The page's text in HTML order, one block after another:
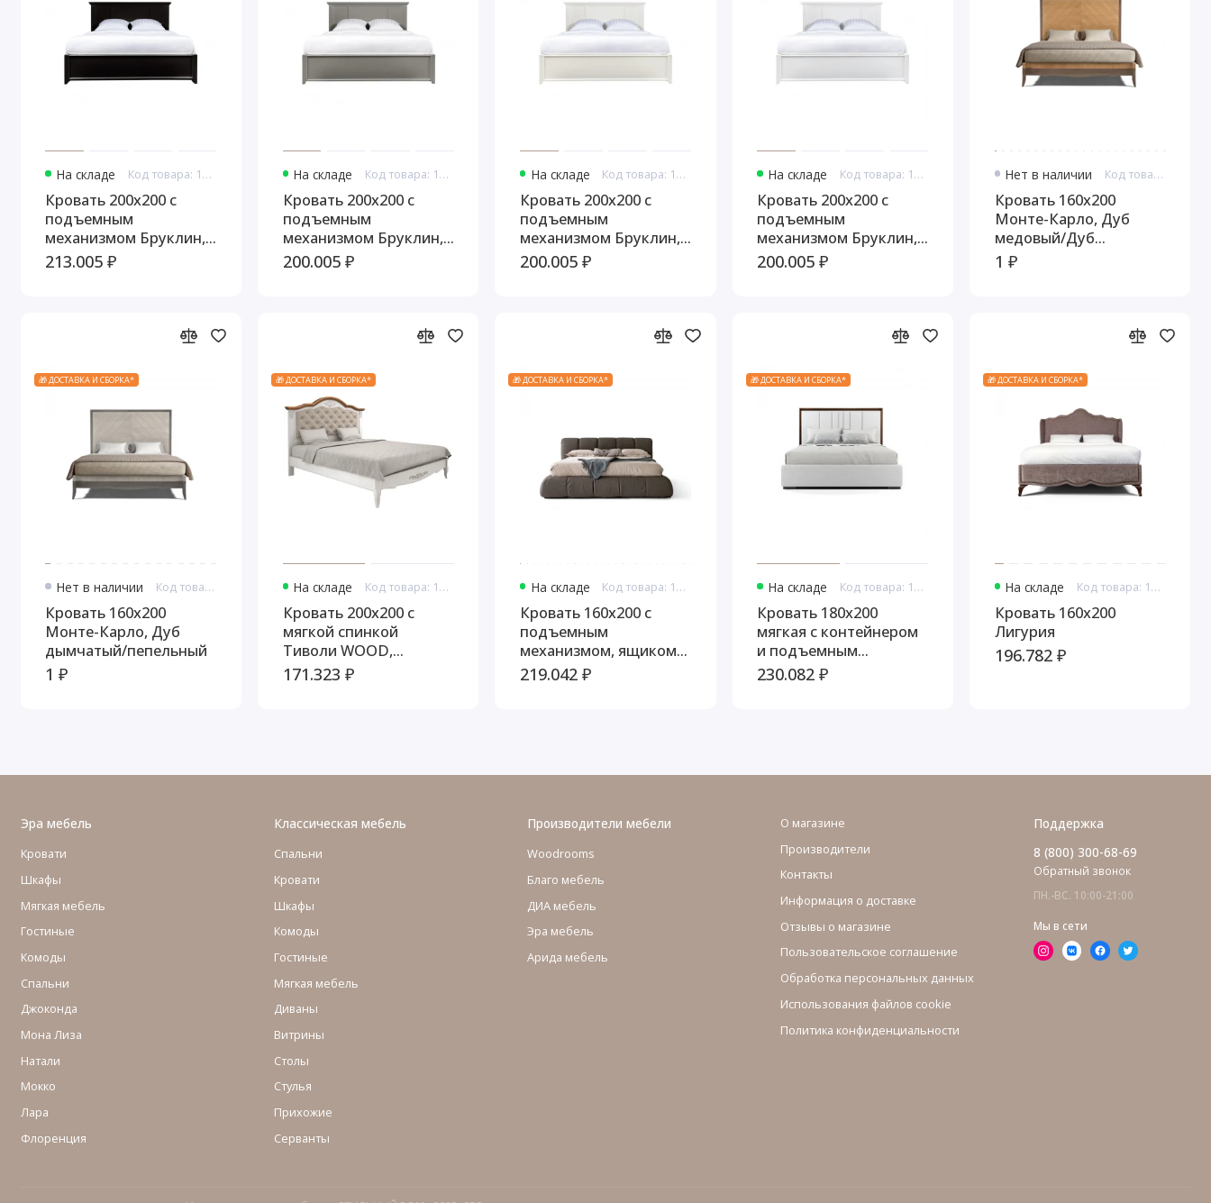
На складе Код товара: 10748
Кровать 200x200 с
подъемным
механизмом Бруклин,
Черный
213.005 ₽
На складе Код товара: 10760
Кровать 200x200 с
подъемным
механизмом Бруклин,
Серый
200.005 ₽
На складе Код товара: 10772
Кровать 200x200 с
подъемным
механизмом Бруклин,
молочный
200.005 ₽
На складе Код товара: 10784
Кровать 200x200 с
подъемным
механизмом Бруклин,
Белый
200.005 ₽
Нет в наличии Код товара: 10803
Кровать 160x200
Монте-Карло, Дуб
медовый/Дуб
серокоричневый
1 ₽
🎁 ДОСТАВКА И СБОРКА*
Нет в наличии Код товара: 10805
Кровать 160x200
Монте-Карло, Дуб
дымчатый/пепельный
1 ₽
🎁 ДОСТАВКА И СБОРКА*
На складе Код товара: 11005
Кровать 200x200 с
мягкой спинкой
Тиволи WOOD,
Молочный/Ясень
171.323 ₽
🎁 ДОСТАВКА И СБОРКА*
На складе Код товара: 11037
Кровать 160x200 с
подъемным
механизмом, ящиком
для белья, Сидней
219.042 ₽
🎁 ДОСТАВКА И СБОРКА*
На складе Код товара: 11050
Кровать 180x200
мягкая c контейнером
и подъемным
механизмом Тоскана,
230.082 ₽
🎁 ДОСТАВКА И СБОРКА*
На складе Код товара: 11100
Кровать 160x200
Лигурия
196.782 ₽
Эра мебель
Кровати
Шкафы
Мягкая мебель
Гостиные
Комоды
Cпальни
Джоконда
Мона Лиза
Натали
Мокко
Лара
Флоренция
Классическая мебель
Спальни
Кровати
Шкафы
Комоды
Гостиные
Мягкая мебель
Диваны
Витрины
Столы
Стулья
Прихожие
Серванты
Производители мебели
Woodrooms
Благо мебель
ДИА мебель
Эра мебель
Арида мебель
О магазине
Производители
Контакты
Информация о доставке
Отзывы о магазине
Пользовательское соглашение
Обработка персональных данных
Использования файлов cookie
Политика конфиденциальности
Поддержка
8 (800) 300-68-69
Обратный звонок
ПН.-ВС. 10:00-21:00
Мы в сети